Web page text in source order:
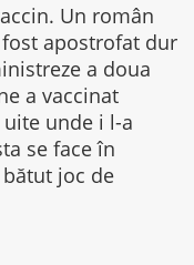
Un român
apostrofat dur
a doua
a vaccinat
unde i l-a
se face în
joc de